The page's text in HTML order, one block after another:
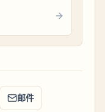
邮件